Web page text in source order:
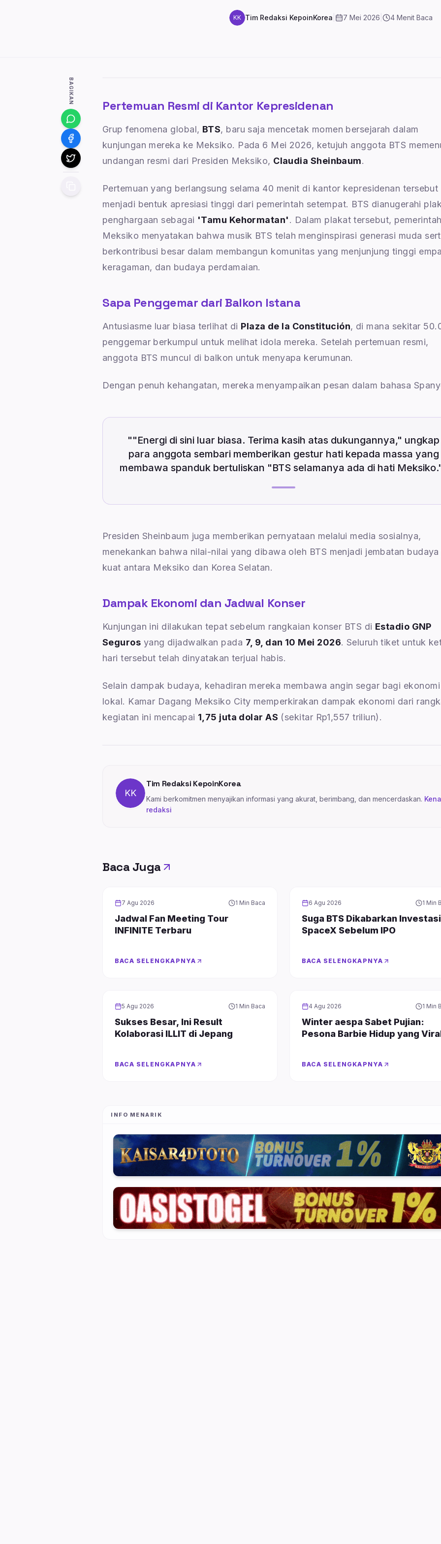
KK Tim Redaksi KepoinKorea 7 Mei 2026 4Menit Baca
BAGIKAN
Pertemuan Resmi di Kantor Kepresidenan
Grup fenomena global, BTS, baru saja mencetak momen bersejarah dalam
kunjungan mereka ke Meksiko. Pada 6 Mei 2026, ketujuh anggota BTS
undangan resmi dari Presiden Meksiko, Claudia Sheinbaum.
Pertemuan yang berlangsung selama 40 menit di kantor kepresidenan tersebut
menjadi bentuk apresiasi tinggi dari pemerintah setempat. BTS dianugerahi
penghargaan sebagai 'Tamu Kehormatan'. Dalam plakat tersebut, pemerintah
Meksiko menyatakan bahwa musik BTS telah menginspirasi generasi muda
berkontribusi besar dalam membangun komunitas yang menjunjung tinggi
keragaman, dan budaya perdamaian.
Sapa Penggemar dari Balkon Istana
Antusiasme luar biasa terlihat di Plaza de la Constitución, di mana sekitar
penggemar berkumpul untuk melihat idola mereka. Setelah pertemuan resmi,
anggota BTS muncul di balkon untuk menyapa kerumunan.
Dengan penuh kehangatan, mereka menyampaikan pesan dalam bahasa
""Energi di sini luar biasa. Terima kasih atas dukungannya," ungkap
para anggota sembari memberikan gestur hati kepada massa yang
membawa spanduk bertuliskan "BTS selamanya ada di hati
Presiden Sheinbaum juga memberikan pernyataan melalui media sosialnya,
menekankan bahwa nilai-nilai yang dibawa oleh BTS menjadi jembatan budaya
kuat antara Meksiko dan Korea Selatan.
Dampak Ekonomi dan Jadwal Konser
Kunjungan ini dilakukan tepat sebelum rangkaian konser BTS di Estadio GNP
Seguros yang dijadwalkan pada 7, 9, dan 10 Mei 2026. Seluruh tiket untuk
hari tersebut telah dinyatakan terjual habis.
Selain dampak budaya, kehadiran mereka membawa angin segar bagi ekonomi
lokal. Kamar Dagang Meksiko City memperkirakan dampak ekonomi dari
kegiatan ini mencapai 1,75 juta dolar AS (sekitar Rp1,557 triliun).
KK
Tim Redaksi KepoinKorea
Kami berkomitmen menyajikan informasi yang akurat, berimbang, dan mencerdaskan.
redaksi
Baca Juga
KPOP7 Agu 2026 1 Min Baca
Jadwal Fan Meeting Tour
INFINITE Terbaru
BACA SELENGKAPNYA
KPOP6 Agu 2026 1 Min
Suga BTS Dikabarkan Investasi
SpaceX Sebelum IPO
BACA SELENGKAPNYA
KPOP5 Agu 2026 1 Min Baca
Sukses Besar, Ini Result
Kolaborasi ILLIT di Jepang
BACA SELENGKAPNYA
KPOP4 Agu 2026 1 Min
Winter aespa Sabet Pujian:
Pesona Barbie Hidup yang
BACA SELENGKAPNYA
INFO MENARIK